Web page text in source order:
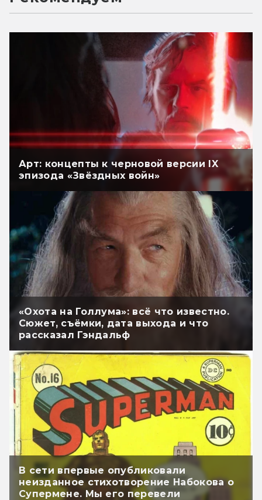
Арт: концепты к черновой версии IX
эпизода «Звёздных войн»
«Охота на Голлума»: всё что известно.
Сюжет, съёмки, дата выхода и что
рассказал Гэндальф
В сети впервые опубликовали
неизданное стихотворение Набокова о
Супермене. Мы его перевели